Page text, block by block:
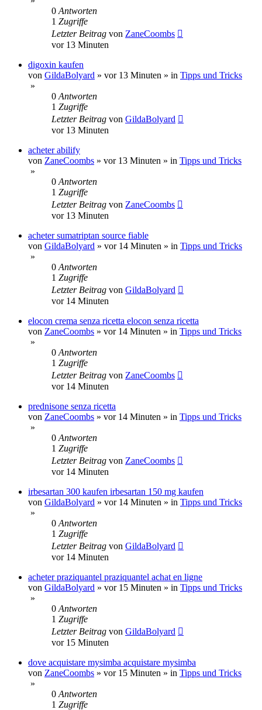
0 Antworten
1 Zugriffe
Letzter Beitrag von ZaneCoombs
vor 13 Minuten
digoxin kaufen
von GildaBolyard » vor 13 Minuten » in Tipps und Tricks
»
0 Antworten
1 Zugriffe
Letzter Beitrag von GildaBolyard
vor 13 Minuten
acheter abilify
von ZaneCoombs » vor 13 Minuten » in Tipps und Tricks
»
0 Antworten
1 Zugriffe
Letzter Beitrag von ZaneCoombs
vor 13 Minuten
acheter sumatriptan source fiable
von GildaBolyard » vor 14 Minuten » in Tipps und Tricks
»
0 Antworten
1 Zugriffe
Letzter Beitrag von GildaBolyard
vor 14 Minuten
elocon crema senza ricetta elocon senza ricetta
von ZaneCoombs » vor 14 Minuten » in Tipps und Tricks
»
0 Antworten
1 Zugriffe
Letzter Beitrag von ZaneCoombs
vor 14 Minuten
prednisone senza ricetta
von ZaneCoombs » vor 14 Minuten » in Tipps und Tricks
»
0 Antworten
1 Zugriffe
Letzter Beitrag von ZaneCoombs
vor 14 Minuten
irbesartan 300 kaufen irbesartan 150 mg kaufen
von GildaBolyard » vor 14 Minuten » in Tipps und Tricks
»
0 Antworten
1 Zugriffe
Letzter Beitrag von GildaBolyard
vor 14 Minuten
acheter praziquantel praziquantel achat en ligne
von GildaBolyard » vor 15 Minuten » in Tipps und Tricks
»
0 Antworten
1 Zugriffe
Letzter Beitrag von GildaBolyard
vor 15 Minuten
dove acquistare mysimba acquistare mysimba
von ZaneCoombs » vor 15 Minuten » in Tipps und Tricks
»
0 Antworten
1 Zugriffe